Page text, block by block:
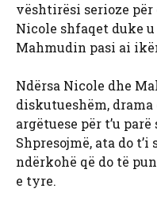
vështirësi serioze
Nicole shfaqet duke
Mahmudin pasi ai
Ndërsa Nicole dhe
diskutueshëm,
argëtuese për t’u
Shpresojmë, ata do
ndërkohë që do të
e tyre.